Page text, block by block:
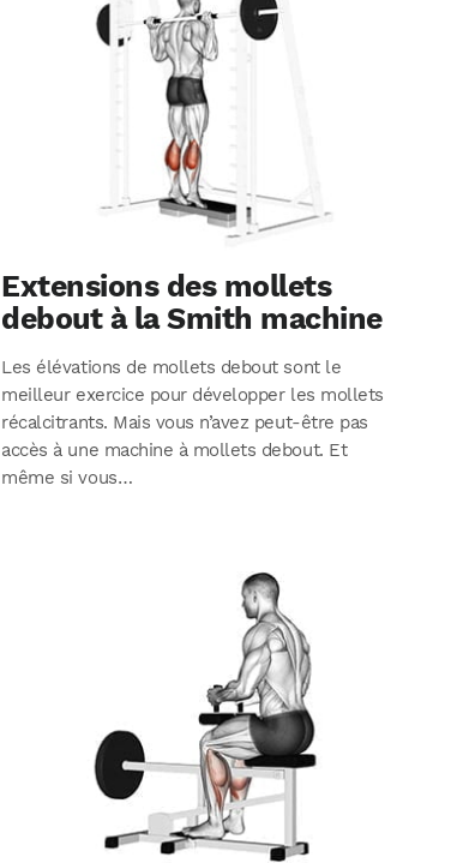
Extensions des mollets
debout à la Smith machine
Les élévations de mollets debout sont le
meilleur exercice pour développer les mollets
récalcitrants. Mais vous n’avez peut-être pas
accès à une machine à mollets debout. Et
même si vous…